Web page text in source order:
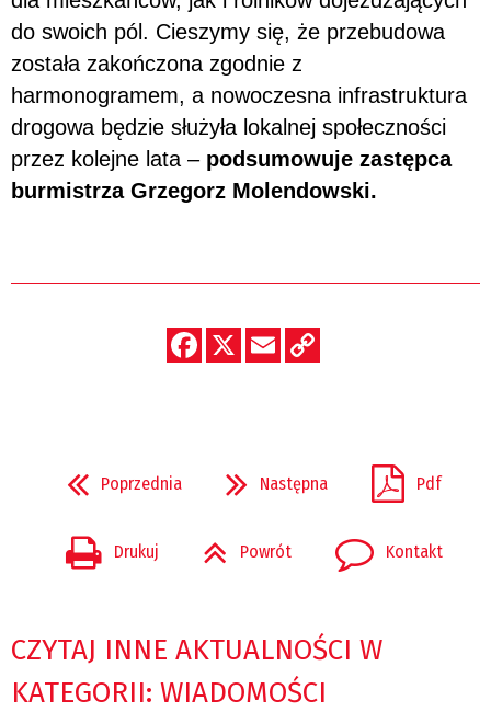
do swoich pól. Cieszymy się, że przebudowa
została zakończona zgodnie z
harmonogramem, a nowoczesna infrastruktura
drogowa będzie służyła lokalnej społeczności
przez kolejne lata – podsumowuje zastępca
burmistrza Grzegorz Molendowski.
Poprzednia Następna Pdf
Drukuj Powrót Kontakt
CZYTAJ INNE AKTUALNOŚCI W
KATEGORII: WIADOMOŚCI